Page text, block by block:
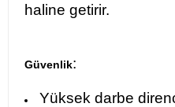
haline getirir.
Güvenlik:
Yüksek darbe